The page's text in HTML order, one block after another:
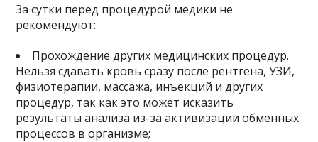
За сутки перед процедурой медики не
рекомендуют:
Прохождение других медицинских процедур.
Нельзя сдавать кровь сразу после рентгена, УЗИ,
физиотерапии, массажа, инъекций и других
процедур, так как это может исказить
результаты анализа из-за активизации обменных
процессов в организме;